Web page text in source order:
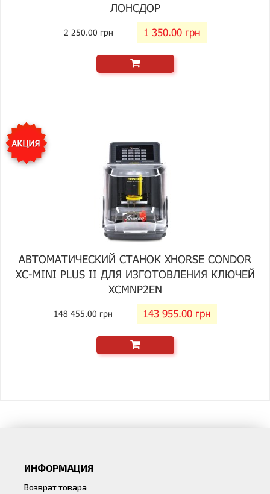
ЛОНСДОР
2 250.00 грн 1 350.00 грн
АВТОМАТИЧЕСКИЙ СТАНОК XHORSE CONDOR
XC-MINI PLUS II ДЛЯ ИЗГОТОВЛЕНИЯ КЛЮЧЕЙ
XCMNP2EN
148 455.00 грн 143 955.00 грн
ИНФОРМАЦИЯ
Возврат товара